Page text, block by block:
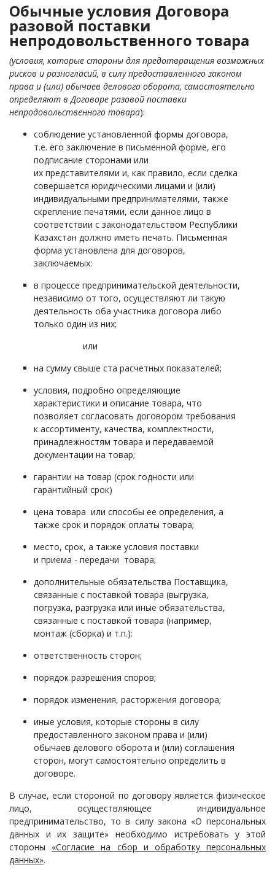
Обычные условия Договора
разовой поставки
непродовольственного товара
(условия, которые стороны для предотвращения возможных
рисков и разногласий, в силу предоставленного законом
права и (или) обычаев делового оборота, самостоятельно
определяют в Договоре разовой поставки
непродовольственного товара):
соблюдение установленной формы договора,
т.е. его заключение в письменной форме, его
подписание сторонами или
их представителями и, как правило, если сделка
совершается юридическими лицами и (или)
индивидуальными предпринимателями, также
скрепление печатями, если данное лицо в
соответствии с законодательством Республики
Казахстан должно иметь печать. Письменная
форма установлена для договоров,
заключаемых:
в процессе предпринимательской деятельности,
независимо от того, осуществляют ли такую
деятельность оба участника договора либо
только один из них;
или
на сумму свыше ста расчетных показателей;
условия, подробно определяющие
характеристики и описание товара, что
позволяет согласовать договором требования
к ассортименту, качества, комплектности,
принадлежностям товара и передаваемой
документации на товар;
гарантии на товар (срок годности или
гарантийный срок)
цена товара или способы ее определения, а
также срок и порядок оплаты товара;
место, срок, а также условия поставки
и приема - передачи товара;
дополнительные обязательства Поставщика,
связанные с поставкой товара (выгрузка,
погрузка, разгрузка или иные обязательства,
связанные с поставкой товара (например,
монтаж (сборка) и т.п.):
ответственность сторон;
порядок разрешения споров;
порядок изменения, расторжения договора;
иные условия, которые стороны в силу
предоставленного законом права и (или)
обычаев делового оборота и (или) соглашения
сторон, могут самостоятельно определить в
договоре.
В случае, если стороной по договору является физическое
лицо, осуществляющее индивидуальное
предпринимательство, то в силу закона «О персональных
данных и их защите» необходимо истребовать у этой
стороны «Согласие на сбор и обработку персональных
данных».